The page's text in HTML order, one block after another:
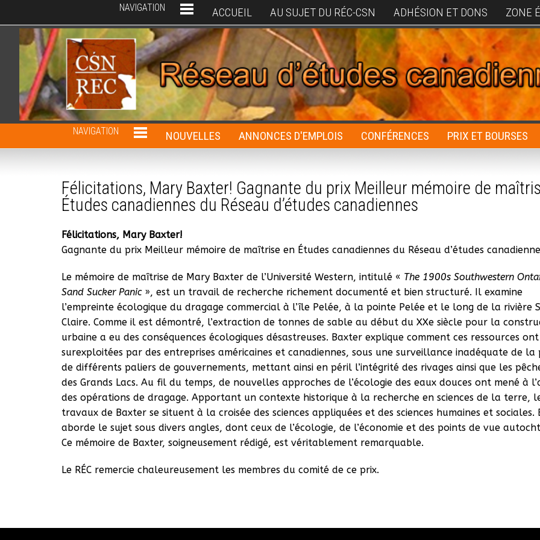
NAVIGATION ACCUEIL AU SUJET DU RÉC-CSN ADHÉSION ET DONS ZONE
NAVIGATION NOUVELLES ANNONCES D'EMPLOIS CONFÉRENCES PRIX ET BOURSES
Félicitations, Mary Baxter! Gagnante du prix Meilleur mémoire de
Études canadiennes du Réseau d’études canadiennes
Félicitations, Mary Baxter!
Gagnante du prix Meilleur mémoire de maîtrise en Études canadiennes du Réseau d’études
Le mémoire de maîtrise de Mary Baxter de l’Université Western, intitulé « The 1900s Southwestern
Sand Sucker Panic», est un travail de recherche richement documenté et bien structuré. Il examine
l’empreinte écologique du dragage commercial à l’île Pelée, à la pointe Pelée et le long de la rivière
Claire. Comme il est démontré, l’extraction de tonnes de sable au début du XXe siècle pour la
urbaine a eu des conséquences écologiques désastreuses. Baxter explique comment ces ressources
surexploitées par des entreprises américaines et canadiennes, sous une surveillance inadéquate de la
de différents paliers de gouvernements, mettant ainsi en péril l’intégrité des rivages ainsi que les
des Grands Lacs. Au fil du temps, de nouvelles approches de l’écologie des eaux douces ont mené à
des opérations de dragage. Apportant un contexte historique à la recherche en sciences de la terre,
travaux de Baxter se situent à la croisée des sciences appliquées et des sciences humaines et sociales.
aborde le sujet sous divers angles, dont ceux de l’écologie, de l’économie et des points de vue
Ce mémoire de Baxter, soigneusement rédigé, est véritablement remarquable.
Le RÉC remercie chaleureusement les membres du comité de ce prix.